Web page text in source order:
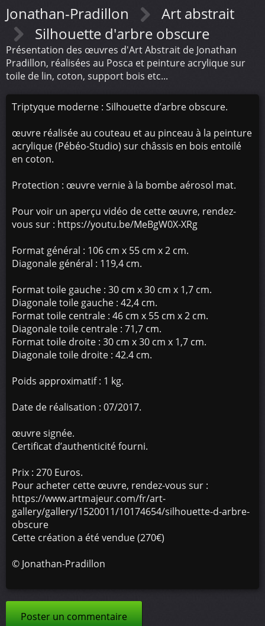
Jonathan-Pradillon
Art abstrait
Silhouette d'arbre obscure
Présentation des œuvres d'Art Abstrait de Jonathan
Pradillon, réalisées au Posca et peinture acrylique sur
toile de lin, coton, support bois etc...
Triptyque moderne : Silhouette d’arbre obscure.
œuvre réalisée au couteau et au pinceau à la peinture
acrylique (Pébéo-Studio) sur châssis en bois entoilé
en coton.
Protection : œuvre vernie à la bombe aérosol mat.
Pour voir un aperçu vidéo de cette œuvre, rendez-
vous sur : https://youtu.be/MeBgW0X-XRg
Format général : 106 cm x 55 cm x 2 cm.
Diagonale général : 119,4 cm.
Format toile gauche : 30 cm x 30 cm x 1,7 cm.
Diagonale toile gauche : 42,4 cm.
Format toile centrale : 46 cm x 55 cm x 2 cm.
Diagonale toile centrale : 71,7 cm.
Format toile droite : 30 cm x 30 cm x 1,7 cm.
Diagonale toile droite : 42.4 cm.
Poids approximatif : 1 kg.
Date de réalisation : 07/2017.
œuvre signée.
Certificat d’authenticité fourni.
Prix : 270 Euros.
Pour acheter cette œuvre, rendez-vous sur :
https://www.artmajeur.com/fr/art-
gallery/gallery/1520011/10174654/silhouette-d-arbre-
obscure
Cette création a été vendue (270€)
© Jonathan-Pradillon
Poster un commentaire